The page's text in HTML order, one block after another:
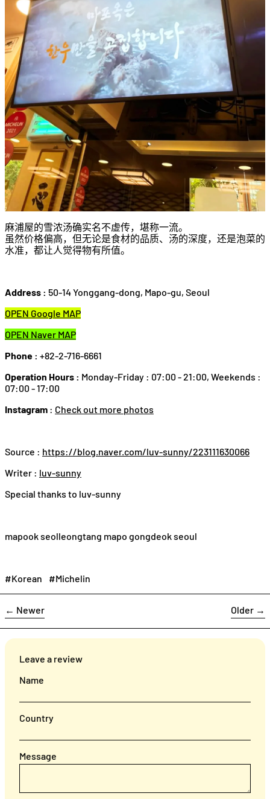
麻浦屋的雪浓汤确实名不虚传，堪称一流。
虽然价格偏高，但无论是食材的品质、汤的深度，还是泡菜的
水准，都让人觉得物有所值。
Address : 50-14 Yonggang-dong, Mapo-gu, Seoul
OPEN Google MAP
OPEN Naver MAP
Phone : +82-2-716-6661
Operation Hours : Monday-Friday : 07:00 - 21:00, Weekends :
07:00 - 17:00
Instagram : Check out more photos
Source : https://blog.naver.com/luv-sunny/223111630066
Writer : luv-sunny
Special thanks to luv-sunny
mapook seolleongtang mapo gongdeok seoul
#Korean #Michelin
← Newer Older →
Leave a review
Name
Country
Message